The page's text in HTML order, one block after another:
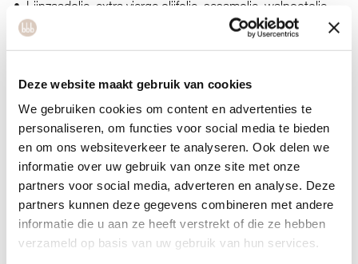
Deze website maakt gebruik van cookies
We gebruiken cookies om content en advertenties te
personaliseren, om functies voor social media te bieden
en om ons websiteverkeer te analyseren. Ook delen we
informatie over uw gebruik van onze site met onze
partners voor social media, adverteren en analyse. Deze
partners kunnen deze gegevens combineren met andere
informatie die u aan ze heeft verstrekt of die ze hebben
verzameld op basis van uw gebruik van hun services.
Lijnzaadolie, extra vierge olijfolie, sesamolie, walnootolie,
omega-olie, kokosolie. Bij voorkeur niet (te heet) verhitten,
alleen bij kokosolie is dat geen probleem.
7. Noten, zaden, pitten
Noten (bij voorkeur ongebrand en ongezouten) zijn gezond,
omdat ze over het algemeen goede vetten en vitamines
bevatten. Daarnaast zijn ze een bron van eiwit. Je hebt er
niet veel van nodig. Ook pitten en zaden zitten vol
voedingsstoffen en bevorderen de spijsvertering.
Amandelen, hazelnoten, pecannoten, walnoten, gebroken